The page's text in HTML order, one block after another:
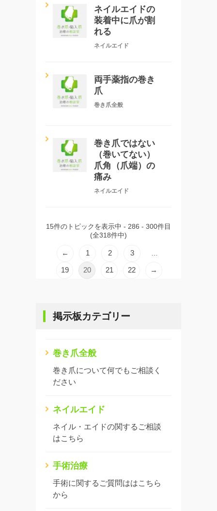
ネイルエイドの
装着中に爪が割
れる
ネイルエイド
両手薬指の巻き
爪
巻き爪全般
巻き爪ではない
（巻いてない）
爪角（爪端）の
痛み
ネイルエイド
15件のトピックを表示中 - 286 - 300件目
(全318件中)
← 1 2 3
19 20 21 22 →
掲示板カテゴリー
巻き爪全般
巻き爪について何でもご相談く
ださい
ネイルエイド
ネイル・エイドの関するご相談
はこちら
手術治療
手術に関するご質問ははこちら
から